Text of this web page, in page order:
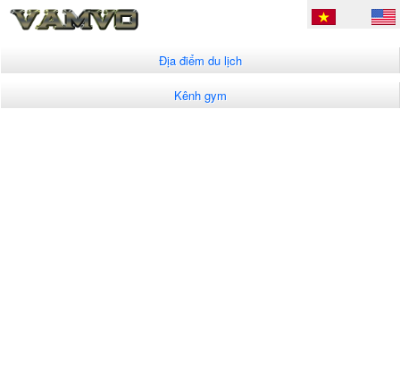
Địa điểm du lịch
Kênh gym